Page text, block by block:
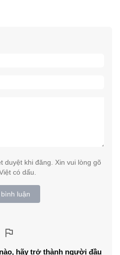
duyệt khi đăng. Xin vui lòng gõ
có dấu.
luận
hãy trở thành người đầu